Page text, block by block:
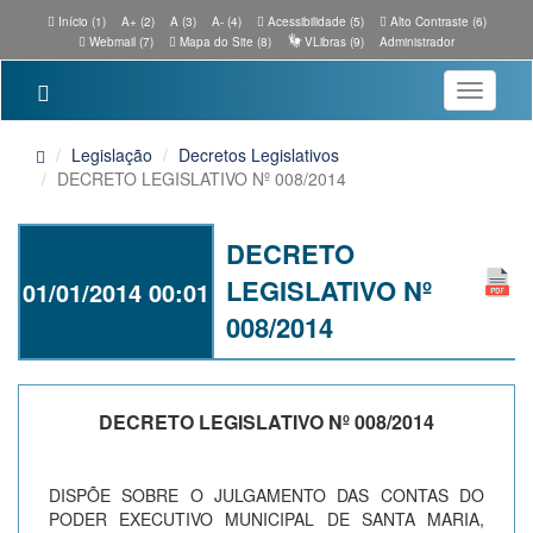
Início (1) A+ (2) A (3) A- (4) Acessibilidade (5)
Alto Contraste (6)
Webmail (7)
Mapa do Site (8) VLibras (9) Administrador
Toggle
Legislação
Decretos Legislativos
DECRETO LEGISLATIVO Nº 008/2014
01/01/2014 00:01
DECRETO
LEGISLATIVO Nº
008/2014
DECRETO LEGISLATIVO Nº 008/2014
DISPÕE SOBRE O JULGAMENTO DAS CONTAS DO
PODER EXECUTIVO MUNICIPAL DE SANTA MARIA,